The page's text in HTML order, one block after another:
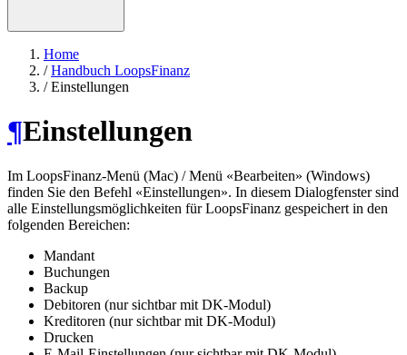
Home
/ Handbuch LoopsFinanz
/ Einstellungen
¶Einstellungen
Im LoopsFinanz-Menü (Mac) / Menü «Bearbeiten» (Windows)
finden Sie den Befehl «Einstellungen». In diesem Dialogfenster sind
alle Einstellungsmöglichkeiten für LoopsFinanz gespeichert in den
folgenden Bereichen:
Mandant
Buchungen
Backup
Debitoren (nur sichtbar mit DK-Modul)
Kreditoren (nur sichtbar mit DK-Modul)
Drucken